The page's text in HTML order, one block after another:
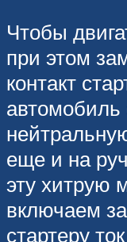
Чтобы
при этом
контакт
автомобиль
еще и на
эту хитрую
включаем
стартеру